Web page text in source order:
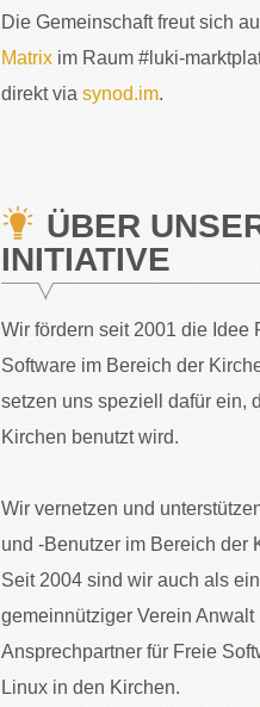
Die Gemeinschaft freut sich
Matrix im Raum #luki-
direkt viasynod.im.
ÜBER
INITIATIVE
Wir fördern seit 2001 die Idee
Software im Bereich der
setzen uns speziell dafür ein,
Kirchen benutzt wird.
Wir vernetzen und
und -Benutzer im Bereich der
Seit 2004 sind wir auch als
gemeinnütziger Verein Anwalt
Ansprechpartner für Freie
Linux in den Kirchen.